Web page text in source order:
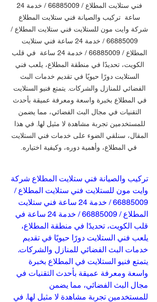
ساعة  تركيب والصيانة فني ستلايت المطلاع
شركة وايت مون للستلايت فني ستلايت المطلاع /
66885009 / خدمة 24 ساعة فني ستلايت
المطلاع / 66885009 / خدمة 24 ساعة  في قلب
الكويت، تحديدًا في منطقة المطلاع، يلعب فني
الستلايت دورًا حيويًا في تقديم خدمات البث
الفضائي للمنازل والشركات. يتمتع فنيو الستلايت
في المطلاع بخبرة واسعة ومعرفة عميقة بأحدث
التقنيات في مجال البث الفضائي، مما يضمن
للمستخدمين تجربة مشاهدة لا مثيل لها. في هذا
المقال، سنلقي الضوء على خدمات فني الستلايت
في المطلاع، وأهمية دوره، وكيفية اختياره.
تركيب والصيانة فني ستلايت المطلاع شركة
وايت مون للستلايت فني ستلايت المطلاع /
66885009 / خدمة 24 ساعة فني ستلايت
المطلاع / 66885009 / خدمة 24 ساعة في
قلب الكويت، تحديدًا في منطقة المطلاع،
يلعب فني الستلايت دورًا حيويًا في تقديم
خدمات البث الفضائي للمنازل والشركات.
يتمتع فنيو الستلايت في المطلاع بخبرة
واسعة ومعرفة عميقة بأحدث التقنيات في
مجال البث الفضائي، مما يضمن
للمستخدمين تجربة مشاهدة لا مثيل لها. في